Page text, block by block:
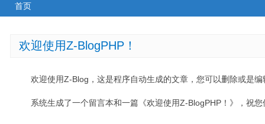
首页
欢迎使用Z-BlogPHP！
欢迎使用Z-Blog，这是程序自动生成的文章，您可以删除或是编
系统生成了一个留言本和一篇《欢迎使用Z-BlogPHP！》，祝